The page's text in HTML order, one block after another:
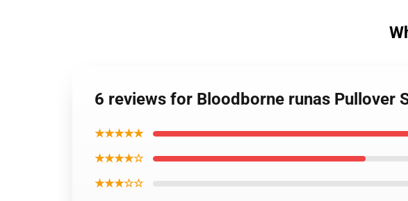
6 reviews for Bloodborne runas Pullover
★★★★★
★★★★☆
★★★☆☆